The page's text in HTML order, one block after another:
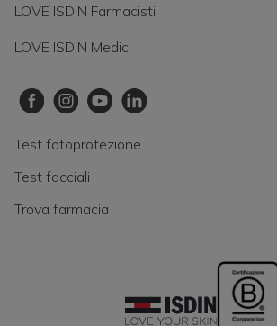
LOVE ISDIN Farmacisti
LOVE ISDIN Medici
Test fotoprotezione
Test facciali
Trova farmacia